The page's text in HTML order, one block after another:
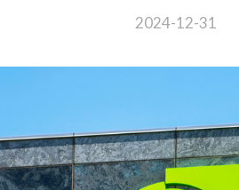
2024-12-31